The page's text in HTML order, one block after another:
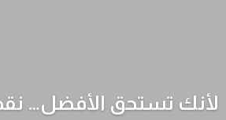
لأنك تستحق الأفضل…